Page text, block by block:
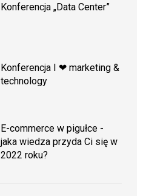
Konferencja „Data Center”
Konferencja I ❤ marketing &
technology
E-commerce w pigułce -
jaka wiedza przyda Ci się w
2022 roku?